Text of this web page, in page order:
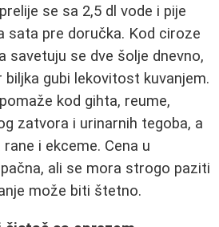
se sa 2,5 dl vode i pije
sata pre doručka. Kod ciroze
savetuju se dve šolje dnevno,
biljka gubi lekovitost kuvanjem.
kod gihta, reume,
zatvora i urinarnih tegoba, a
i ekceme. Cena u
ali se mora strogo paziti
može biti štetno.